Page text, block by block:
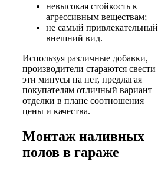
невысокая стойкость к
агрессивным веществам;
не самый привлекательный
внешний вид.
Используя различные добавки,
производители стараются свести
эти минусы на нет, предлагая
покупателям отличный вариант
отделки в плане соотношения
цены и качества.
Монтаж наливных
полов в гараже